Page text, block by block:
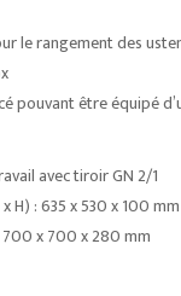
le rangement des
pouvant être équipé
avec tiroir GN 2/1
H) : 635 x 530 x 100 mm
700 x 700 x 280 mm